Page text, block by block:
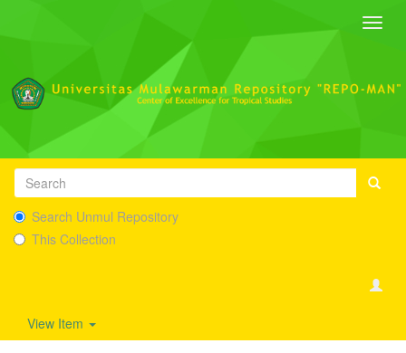
Search Unmul Repository
This Collection
View Item